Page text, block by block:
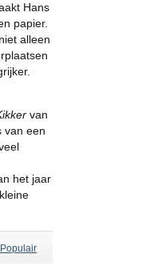
Hans
papier.
alleen
van
van een
het jaar
Populair